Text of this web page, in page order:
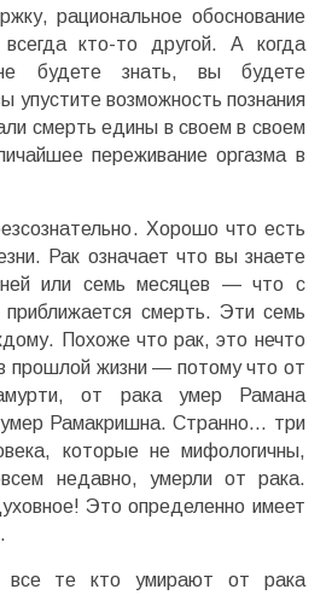
рациональное обоснование
кто-то другой. А когда
будете знать, вы будете
упустите возможность познания
смерть едины в своем в своем
переживание оргазма в
Хорошо что есть
Рак означает что вы знаете
или семь месяцев — что с
смерть. Эти семь
Похоже что рак, это нечто
прошлой жизни — потому что от
от рака умер Рамана
Рамакришна. Странно… три
которые не мифологичны,
недавно, умерли от рака.
Это определенно имеет
те кто умирают от рака